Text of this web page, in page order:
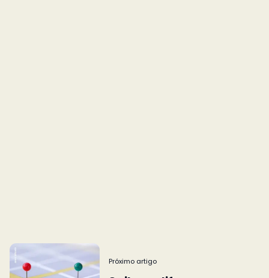
Próximo artigo